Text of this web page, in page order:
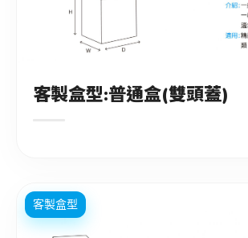
客製盒型:普通盒(雙頭蓋)
客製盒型